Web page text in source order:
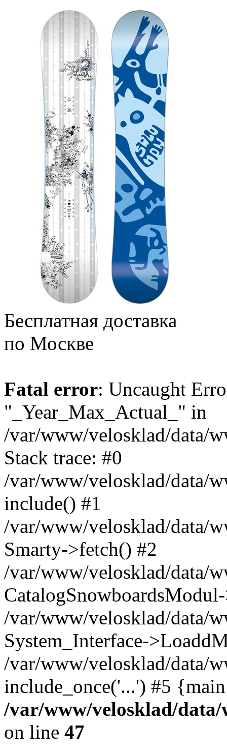
Бесплатная доставка
по Москве
Fatal error: Uncaught
"_Year_Max_Actual_" in
/var/www/velosklad/data/
Stack trace: #0
/var/www/velosklad/data/
include() #1
/var/www/velosklad/data/
Smarty->fetch() #2
/var/www/velosklad/data/
/var/www/velosklad/data/
System_Interface-
/var/www/velosklad/data/
include_once('...') #5
/var/www/velosklad/
on line 47